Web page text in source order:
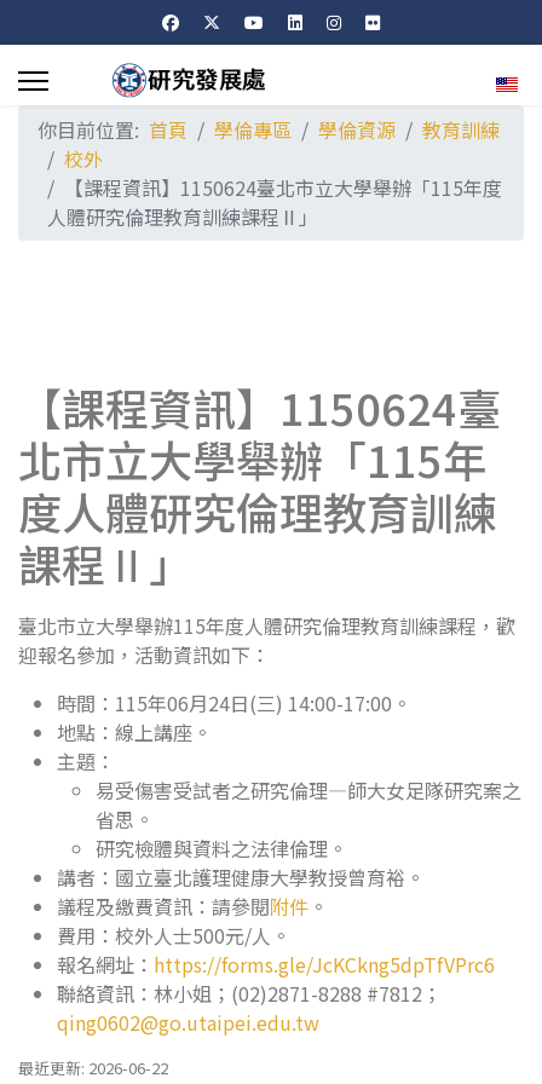
選擇
你目前位置: 首頁 學倫專區 學倫資源
教育訓練
校外
【課程資訊】1150624臺北市立大學舉辦「115年度
人體研究倫理教育訓練課程Ⅱ」
【課程資訊】1150624臺
北市立大學舉辦「115年
度人體研究倫理教育訓練
課程Ⅱ」
臺北市立大學舉辦115年度人體研究倫理教育訓練課程，歡
迎報名參加，活動資訊如下：
時間：115年06月24日(三) 14:00-17:00。
地點：線上講座。
主題：
易受傷害受試者之研究倫理—師大女足隊研究案之
省思。
研究檢體與資料之法律倫理。
講者：國立臺北護理健康大學教授曾育裕。
議程及繳費資訊：請參閱附件 。
費用：校外人士500元/人。
報名網址： https://forms.gle/JcKCkng5dpTfVPrc6
聯絡資訊：林小姐；(02)2871-8288 #7812；
qing0602@go.utaipei.edu.tw
最近更新: 2026-06-22